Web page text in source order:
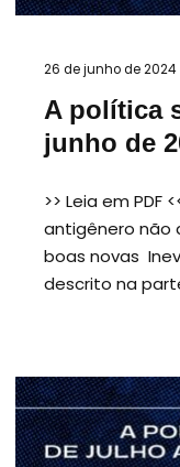
26 de junho de 2024
A política
junho de
>> Leia em PDF
antigênero não
boas novas
descrito na